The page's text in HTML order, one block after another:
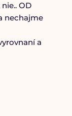
OD
nechajme
a